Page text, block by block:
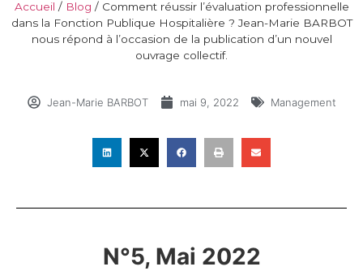
Accueil / Blog / Comment réussir l’évaluation professionnelle
dans la Fonction Publique Hospitalière ? Jean-Marie BARBOT
nous répond à l’occasion de la publication d’un nouvel
ouvrage collectif.
Jean-Marie BARBOT mai 9, 2022 Management
N°5, Mai 2022